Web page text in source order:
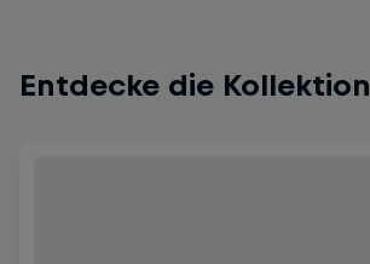
Entdecke die Kollektion